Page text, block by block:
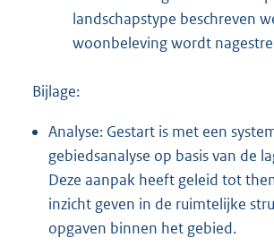
landschapstype beschreven
woonbeleving wordt
Bijlage:
Analyse: Gestart is met een
gebiedsanalyse op basis van de
Deze aanpak heeft geleid tot
inzicht geven in de ruimtelijke
opgaven binnen het gebied.